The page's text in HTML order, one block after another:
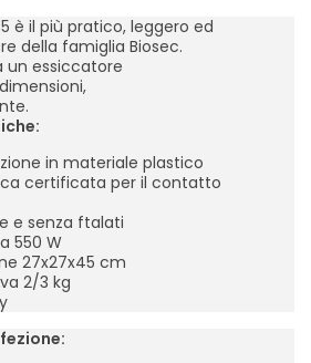
è il più pratico, leggero ed
della famiglia Biosec.
un essiccatore
in materiale plastico
certificata per il contatto
e senza ftalati
550 W
27x27x45 cm
2/3 kg